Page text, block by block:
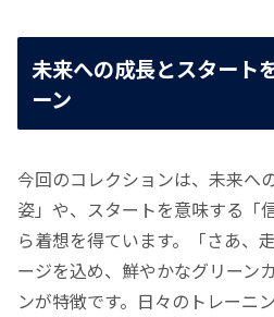
未来への成長とスタート
ーン
今回のコレクションは、未来へ
姿」や、スタートを意味する「
ら着想を得ています。「さあ、
ージを込め、鮮やかなグリーン
ンが特徴です。日々のトレーニ